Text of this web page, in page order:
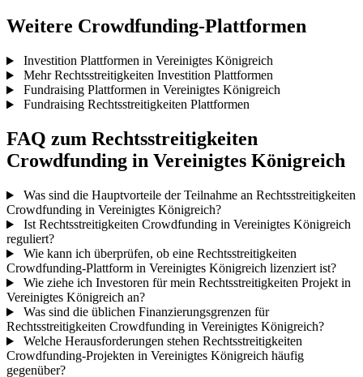
Weitere Crowdfunding-Plattformen
Investition Plattformen in Vereinigtes Königreich
Mehr Rechtsstreitigkeiten Investition Plattformen
Fundraising Plattformen in Vereinigtes Königreich
Fundraising Rechtsstreitigkeiten Plattformen
FAQ zum Rechtsstreitigkeiten
Crowdfunding in Vereinigtes Königreich
Was sind die Hauptvorteile der Teilnahme an Rechtsstreitigkeiten
Crowdfunding in Vereinigtes Königreich?
Ist Rechtsstreitigkeiten Crowdfunding in Vereinigtes Königreich
reguliert?
Wie kann ich überprüfen, ob eine Rechtsstreitigkeiten
Crowdfunding-Plattform in Vereinigtes Königreich lizenziert ist?
Wie ziehe ich Investoren für mein Rechtsstreitigkeiten Projekt in
Vereinigtes Königreich an?
Was sind die üblichen Finanzierungsgrenzen für
Rechtsstreitigkeiten Crowdfunding in Vereinigtes Königreich?
Welche Herausforderungen stehen Rechtsstreitigkeiten
Crowdfunding-Projekten in Vereinigtes Königreich häufig
gegenüber?